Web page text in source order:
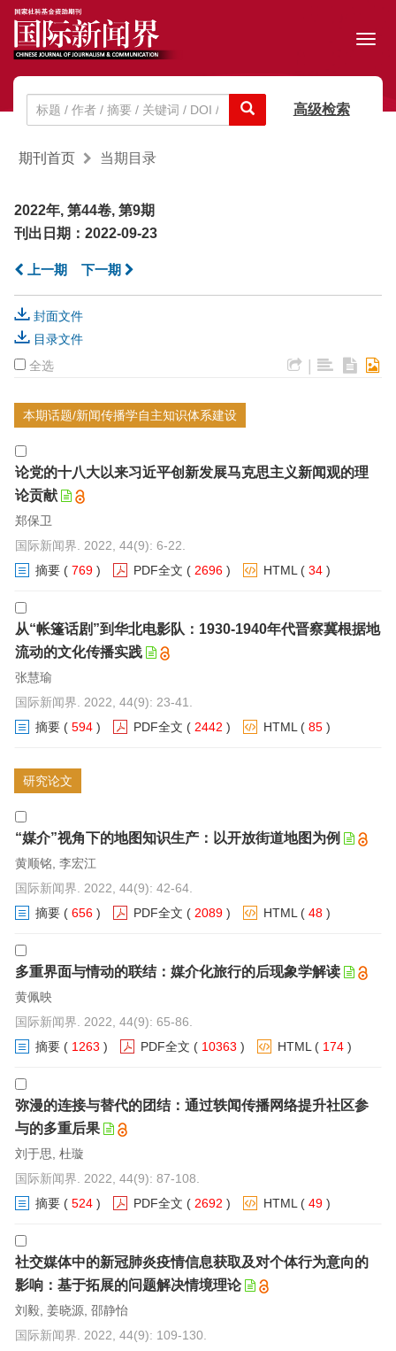
高级检索
期刊首页 当期目录
2022年, 第44卷, 第9期
刊出日期：2022-09-23
上一期 下一期
封面文件
目录文件
全选
|
本期话题/新闻传播学自主知识体系建设
论党的十八大以来习近平创新发展马克思主义新闻观的理
论贡献
郑保卫
国际新闻界. 2022, 44(9): 6-22.
摘要 ( 769 ) PDF全文 ( 2696 ) HTML ( 34 )
从“帐篷话剧”到华北电影队：1930-1940年代晋察冀根据地
流动的文化传播实践
张慧瑜
国际新闻界. 2022, 44(9): 23-41.
摘要 ( 594 ) PDF全文 ( 2442 ) HTML ( 85 )
研究论文
“媒介”视角下的地图知识生产：以开放街道地图为例
黄顺铭, 李宏江
国际新闻界. 2022, 44(9): 42-64.
摘要 ( 656 ) PDF全文 ( 2089 ) HTML ( 48 )
多重界面与情动的联结：媒介化旅行的后现象学解读
黄佩映
国际新闻界. 2022, 44(9): 65-86.
摘要 ( 1263 ) PDF全文 ( 10363 ) HTML ( 174 )
弥漫的连接与替代的团结：通过轶闻传播网络提升社区参
与的多重后果
刘于思, 杜璇
国际新闻界. 2022, 44(9): 87-108.
摘要 ( 524 ) PDF全文 ( 2692 ) HTML ( 49 )
社交媒体中的新冠肺炎疫情信息获取及对个体行为意向的
影响：基于拓展的问题解决情境理论
刘毅, 姜晓源, 邵静怡
国际新闻界. 2022, 44(9): 109-130.